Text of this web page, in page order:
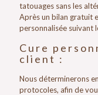
tatouages sans les
Après un bilan gratuit
personnalisée suivant
Cure
client :
Nous déterminerons
protocoles, afin de